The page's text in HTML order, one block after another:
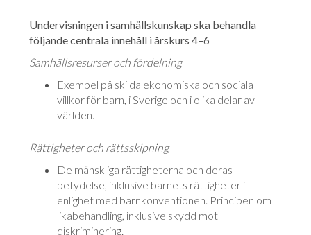
Undervisningen i samhällskunskap ska behandla
följande centrala innehåll i årskurs 4–6
Samhällsresurser och fördelning
Exempel på skilda ekonomiska och sociala
villkor för barn, i Sverige och i olika delar av
världen.
Rättigheter och rättsskipning
De mänskliga rättigheterna och deras
betydelse, inklusive barnets rättigheter i
enlighet med barnkonventionen. Principen om
likabehandling, inklusive skydd mot
diskriminering.